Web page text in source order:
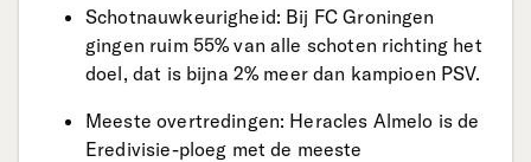
Schotnauwkeurigheid: Bij FC Groningen
gingen ruim 55% van alle schoten richting het
doel, dat is bijna 2% meer dan kampioen PSV.
Meeste overtredingen: Heracles Almelo is de
Eredivisie-ploeg met de meeste